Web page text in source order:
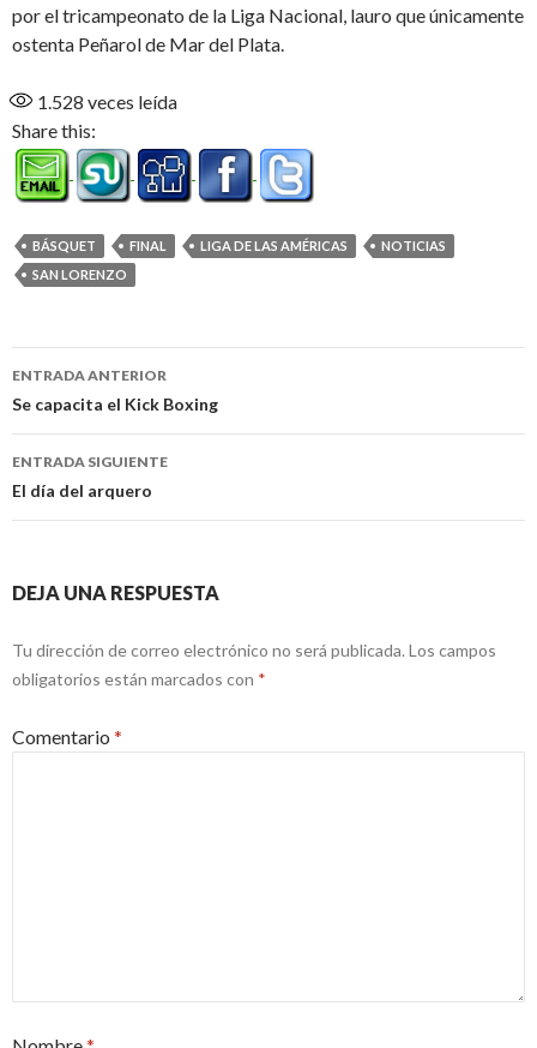
por el tricampeonato de la Liga Nacional, lauro que únicamente
ostenta Peñarol de Mar del Plata.
1.528 veces leída
Share this:
BÁSQUET FINAL LIGA DE LAS AMÉRICAS
NOTICIAS
SAN LORENZO
Navegación
de
entradas
ENTRADA ANTERIOR
Se capacita el Kick Boxing
ENTRADA SIGUIENTE
El día del arquero
DEJA UNA RESPUESTA
Tu dirección de correo electrónico no será publicada. Los campos
obligatorios están marcados con *
Comentario *